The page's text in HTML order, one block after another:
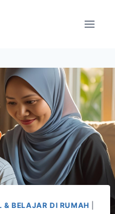
& BELAJAR DI RUMAH